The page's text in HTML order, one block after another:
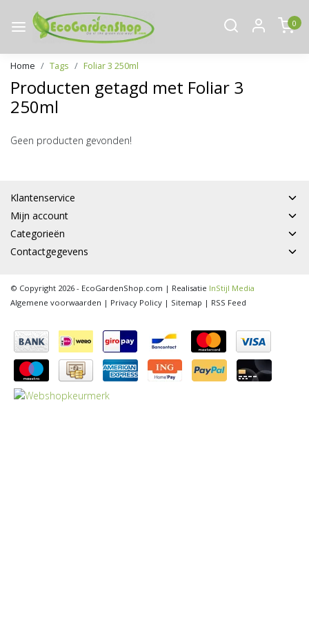
0
Home Tags Foliar 3 250ml
Producten getagd met Foliar 3
250ml
Geen producten gevonden!
Klantenservice
Mijn account
Categorieën
Contactgegevens
© Copyright 2026 - EcoGardenShop.com | Realisatie InStijl Media
Algemene voorwaarden | Privacy Policy | Sitemap | RSS Feed